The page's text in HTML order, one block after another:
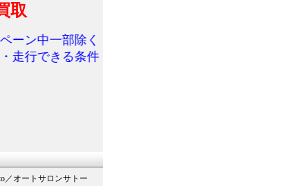
取
中一部除く
できる条件で１万円で買取
／オートサロンサトー